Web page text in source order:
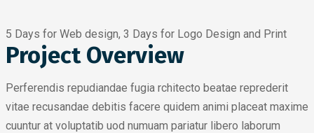
5 Days for Web design, 3 Days for Logo Design and Print
Project Overview
Perferendis repudiandae fugia rchitecto beatae reprederit
vitae recusandae debitis facere quidem animi placeat maxime
cuuntur at voluptatib uod numuam pariatur libero laborum